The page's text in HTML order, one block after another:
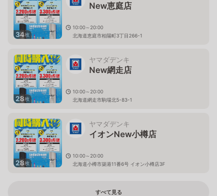
34枚
New恵庭店
10:00～20:00
北海道恵庭市柏陽町3丁目266-1
28枚
ヤマダデンキ
New網走店
10:00～20:00
北海道網走市駒場北5-83-1
28枚
ヤマダデンキ
イオンNew小樽店
10:00～20:00
北海道小樽市築港11番6号 イオン小樽店3F
すべて見る